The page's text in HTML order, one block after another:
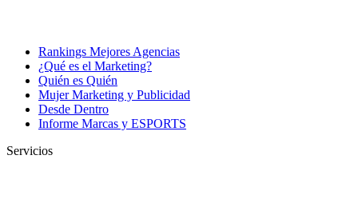
Rankings Mejores Agencias
¿Qué es el Marketing?
Quién es Quién
Mujer Marketing y Publicidad
Desde Dentro
Informe Marcas y ESPORTS
Servicios